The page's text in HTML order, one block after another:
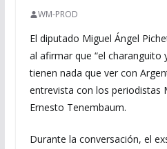
WM-PROD
El diputado Miguel Ángel
al afirmar que “el charanguito
tienen nada que ver con
entrevista con los periodistas
Ernesto Tenembaum.
Durante la conversación, el